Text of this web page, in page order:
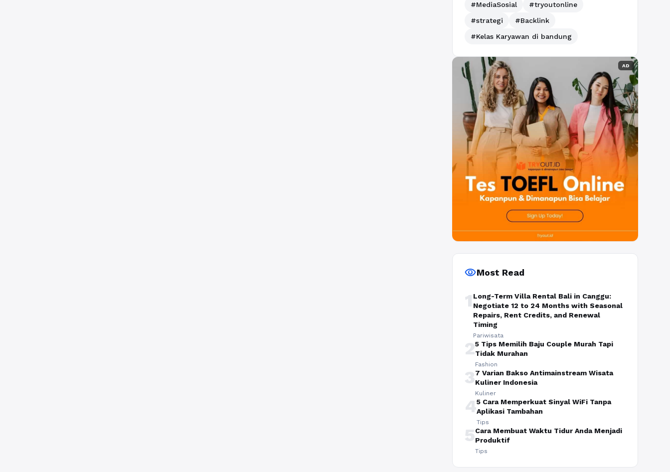
#MediaSosial
#tryoutonline
#strategi
#Backlink
#Kelas Karyawan di bandung
AD
visibilityMost Read
1 Long-Term Villa Rental Bali in Canggu:
Negotiate 12 to 24 Months with Seasonal
Repairs, Rent Credits, and Renewal
Timing
Pariwisata
25 Tips Memilih Baju Couple Murah Tapi
Tidak Murahan
Fashion
37 Varian Bakso Antimainstream Wisata
Kuliner Indonesia
Kuliner
45 Cara Memperkuat Sinyal WiFi Tanpa
Aplikasi Tambahan
Tips
5Cara Membuat Waktu Tidur Anda Menjadi
Produktif
Tips